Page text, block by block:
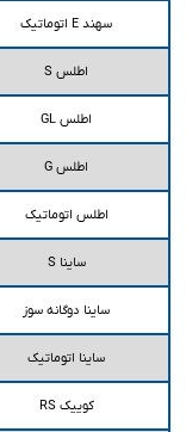
سهند E اتوماتیک
اطلس S
اطلس GL
اطلس G
اطلس اتوماتیک
ساینا S
ساینا دوگانه سوز
ساینا اتوماتیک
کوییک RS